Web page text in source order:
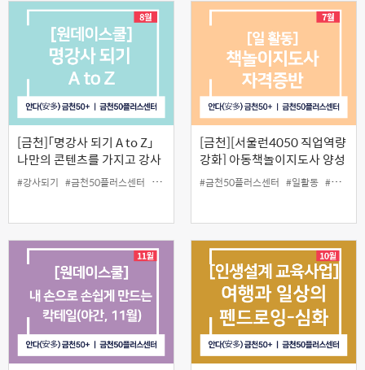
[금천]「명강사 되기 A to Z」
나만의 콘텐츠를 가지고 강사
로 나아가자!
#강사되기 #금천50플러스센터 #금천구 #원데이스쿨
[금천][서울런4050 직업역량
강화] 아동책놀이지도사 양성
과정
#금천50플러스센터 #일활동 #자격증